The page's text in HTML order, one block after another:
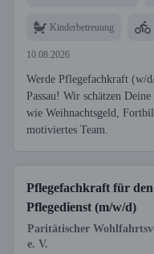
Kinderbetreuung
10.08.2026
Werde Pflegefachkraft (w/
Passau! Wir schätzen
wie Weihnachtsgeld,
motiviertes Team.
Pflegefachkraft für
Pflegedienst (m/w/d)
Paritätischer
e. V.